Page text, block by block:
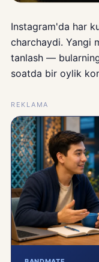
Instagram'da har
charchaydi. Yangi
tanlash —
soatda bir oylik
REKLAMA